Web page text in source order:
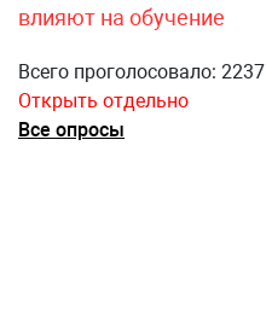
влияют на обучение
Всего проголосовало: 2237
Открыть отдельно
Все опросы